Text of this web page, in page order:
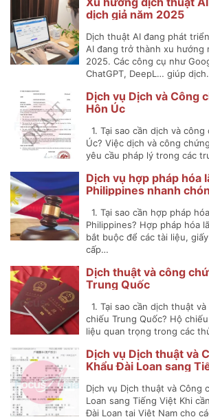
dịch giả năm 2025
Dịch thuật AI đang phát
AI đang trở thành xu hướng
2025. Các công cụ như
ChatGPT, DeepL… giúp
Dịch vụ Dịch và Công
Hôn Úc
1. Tại sao cần dịch và
Úc? Việc dịch và công
yêu cầu pháp lý trong các
Dịch vụ hợp pháp hóa
Philippines nhanh
1. Tại sao cần hợp pháp
Philippines? Hợp pháp hóa
bắt buộc để các tài liệu,
cấp…
Dịch thuật và công
Trung Quốc
1. Tại sao cần dịch thuật
chiếu Trung Quốc? Hộ
liệu quan trọng trong các
Dịch vụ Dịch thuật và
Khẩu Đài Loan sang
Dịch vụ Dịch thuật và Công
Loan sang Tiếng Việt Khi
Đài Loan tại Việt Nam cho